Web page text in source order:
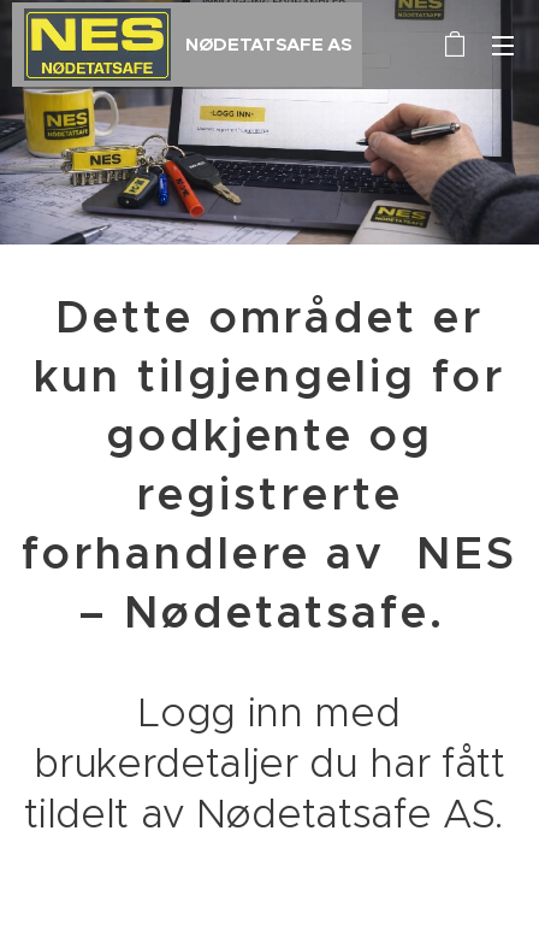
NØDETATSAFE AS
Dette området er
kun tilgjengelig for
godkjente og
registrerte
forhandlere av NES
– Nødetatsafe.
Logg inn med
brukerdetaljer du har fått
tildelt av Nødetatsafe AS.